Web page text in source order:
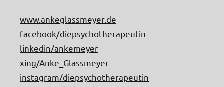
www.ankeglassmeyer.de
facebook/diepsychotherapeutin
linkedin/ankemeyer
xing/Anke_Glassmeyer
instagram/diepsychotherapeutin